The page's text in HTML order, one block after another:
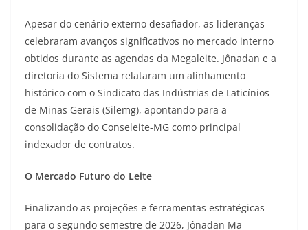
Apesar do cenário externo desafiador, as lideranças
celebraram avanços significativos no mercado interno
obtidos durante as agendas da Megaleite. Jônadan e a
diretoria do Sistema relataram um alinhamento
histórico com o Sindicato das Indústrias de Laticínios
de Minas Gerais (Silemg), apontando para a
consolidação do Conseleite-MG como principal
indexador de contratos.
O Mercado Futuro do Leite
Finalizando as projeções e ferramentas estratégicas
para o segundo semestre de 2026, Jônadan Ma